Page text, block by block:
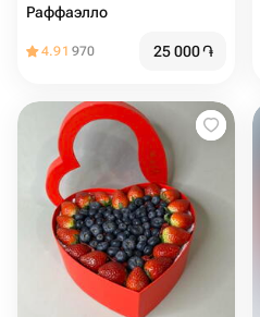
Раффаэлло
4.91 970 25 000֏